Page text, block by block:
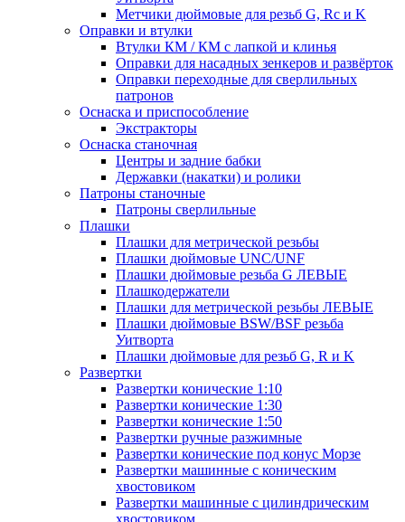
Метчики дюймовые для резьб G, Rc и K
Оправки и втулки
Втулки КМ / КМ с лапкой и клинья
Оправки для насадных зенкеров и развёрток
Оправки переходные для сверлильных
патронов
Оснаска и приспособление
Экстракторы
Оснаска станочная
Центры и задние бабки
Державки (накатки) и ролики
Патроны станочные
Патроны сверлильные
Плашки
Плашки для метрической резьбы
Плашки дюймовые UNC/UNF
Плашки дюймовые резьба G ЛЕВЫЕ
Плашкодержатели
Плашки для метрической резьбы ЛЕВЫЕ
Плашки дюймовые BSW/BSF резьба
Уитворта
Плашки дюймовые для резьб G, R и K
Развертки
Развертки конические 1:10
Развертки конические 1:30
Развертки конические 1:50
Развертки ручные разжимные
Развертки конические под конус Морзе
Развертки машинные с коническим
хвостовиком
Развертки машинные с цилиндрическим
хвостовиком